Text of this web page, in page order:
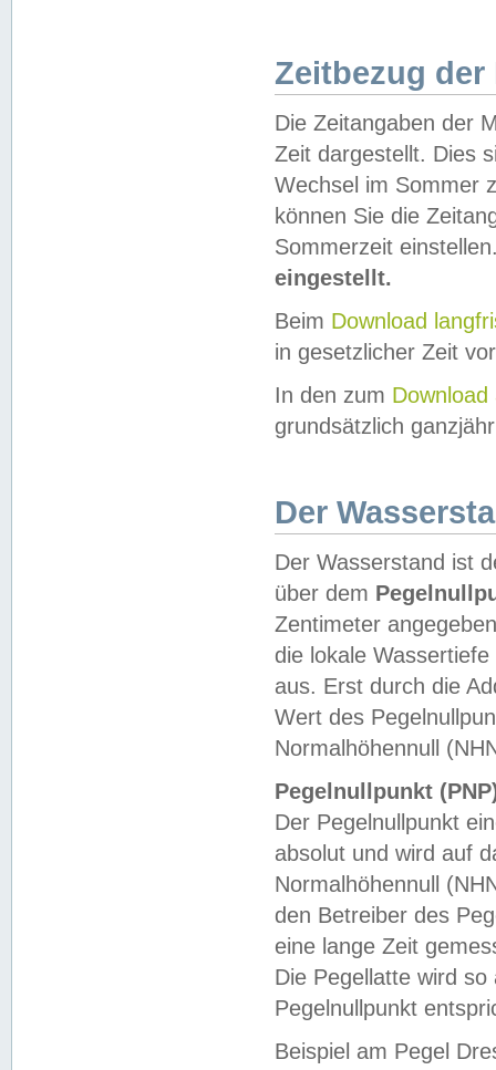
Zeitbezug der
Die Zeitangaben der
Zeit dargestellt. Dies
Wechsel im Sommer
können Sie die
Sommerzeit
eingestellt.
Beim Download
in gesetzlicher Zeit
In den zum Download
grundsätzlich
Der
Der Wasserstand ist
über dem
Zentimeter
die lokale
aus. Erst durch die
Wert des
Normalhöhennull
Pegelnullpunkt
Der Pegelnullpunkt
absolut und wird auf
Normalhöhennull
den Betreiber des
eine lange Zeit
Die Pegellatte wird
Pegelnullpunkt
Beispiel am Pegel